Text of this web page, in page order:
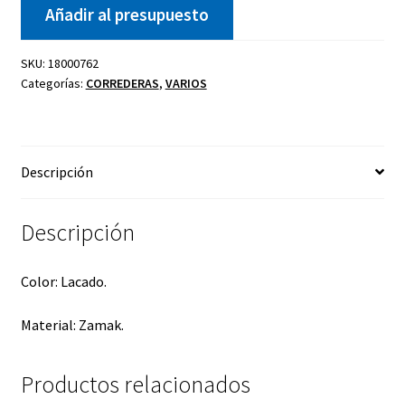
Añadir al presupuesto
SKU: 18000762
Categorías: CORREDERAS, VARIOS
Descripción
Descripción
Color: Lacado.
Material: Zamak.
Productos relacionados